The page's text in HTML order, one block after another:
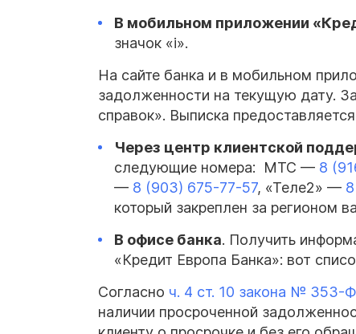
В мобильном приложении
значок «i».
На сайте банка и в мобильном
задолженности на текущую дату.
справок». Выписка
Через центр клиентской
следующие номера: МТС — 8
— 8 (903) 675-77-57, «Теле2» —
который закреплен за регионом
В офисе банка. Получить
«Кредит Европа Банка»: вот
Согласно ч. 4 ст. 10 закона № 353-
наличии просроченной